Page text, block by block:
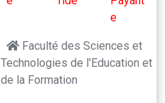
e
Faculté des Sciences et
Technologies de l'Education et
de la Formation